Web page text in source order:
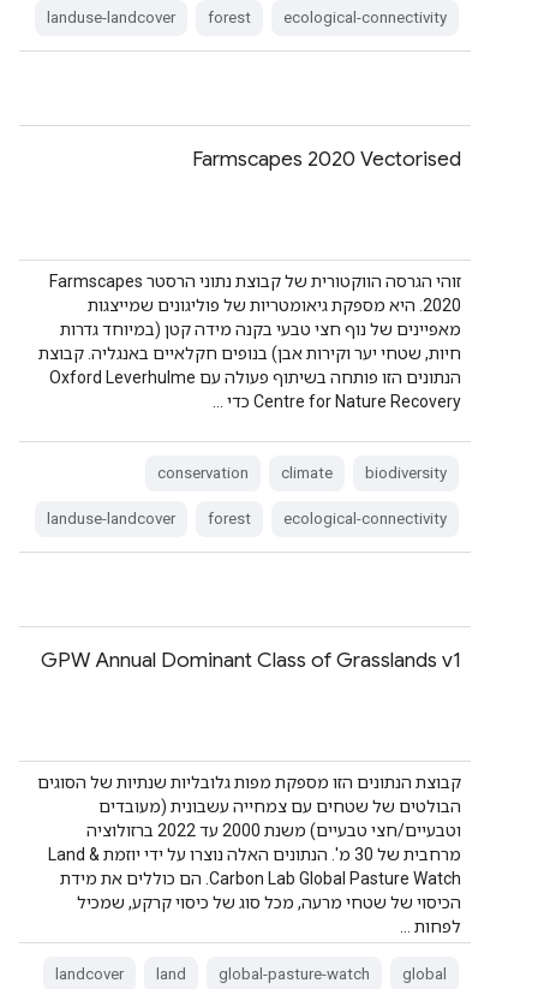
ecological-connectivity
forest
landuse-landcover
Farmscapes 2020 Vectorised
זוהי הגרסה הווקטורית של קבוצת נתוני הרסטר Farmscapes
2020. היא מספקת גיאומטריות של פוליגונים שמייצגות
מאפיינים של נוף חצי טבעי בקנה מידה קטן (במיוחד גדרות
חיות, שטחי יער וקירות אבן) בנופים חקלאיים באנגליה. קבוצת
הנתונים הזו פותחה בשיתוף פעולה עם Oxford Leverhulme
Centre for Nature Recovery כדי …
biodiversity
climate
conservation
ecological-connectivity
forest
landuse-landcover
GPW Annual Dominant Class of Grasslands v1
קבוצת הנתונים הזו מספקת מפות גלובליות שנתיות של הסוגים
הבולטים של שטחים עם צמחייה עשבונית (מעובדים
וטבעיים/חצי טבעיים) משנת 2000 עד 2022 ברזולוציה
מרחבית של 30 מ'. הנתונים האלה נוצרו על ידי יוזמת Land &
Carbon Lab Global Pasture Watch. הם כוללים את מידת
הכיסוי של שטחי מרעה, מכל סוג של כיסוי קרקע, שמכיל
לפחות …
global
global-pasture-watch
land
landcover